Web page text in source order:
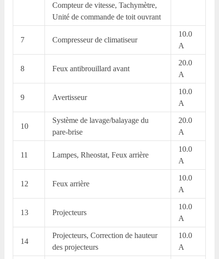
Compteur de vitesse, Tachymètre,
Unité de commande de toit ouvrant
7 Compresseur de climatiseur
10.0
A
8 Feux antibrouillard avant
20.0
A
9 Avertisseur
10.0
A
10
Système de lavage/balayage du
pare-brise
20.0
A
11 Lampes, Rheostat, Feux arrière
10.0
A
12 Feux arrière
10.0
A
13 Projecteurs
10.0
A
14
Projecteurs, Correction de hauteur
des projecteurs
10.0
A